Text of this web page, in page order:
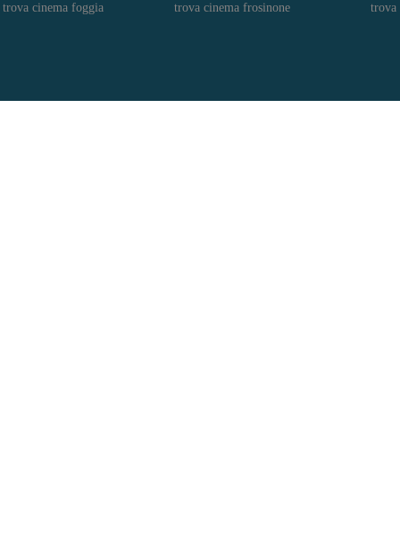
trova cinema foggia trova cinema frosinone trova